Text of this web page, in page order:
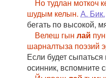
Но тудлан моткоч
шудым келын. А. Бик.
бегать по высокой,
Велеш гын лай
шарналтыза поэзий
Если будет
осинник, вспомните